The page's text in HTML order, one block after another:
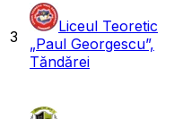
3
Liceul Teoretic
„Paul Georgescu”,
Tăndărei